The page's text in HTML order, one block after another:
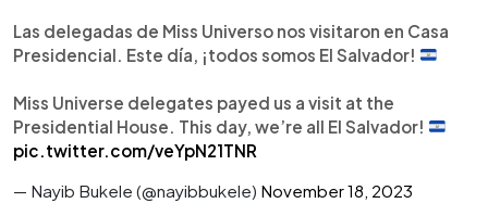
Las delegadas de Miss Universo nos visitaron en Casa
Presidencial. Este día, ¡todos somos El Salvador!
Miss Universe delegates payed us a visit at the
Presidential House. This day, we’re all El Salvador!
pic.twitter.com/veYpN21TNR
— Nayib Bukele (@nayibbukele) November 18, 2023